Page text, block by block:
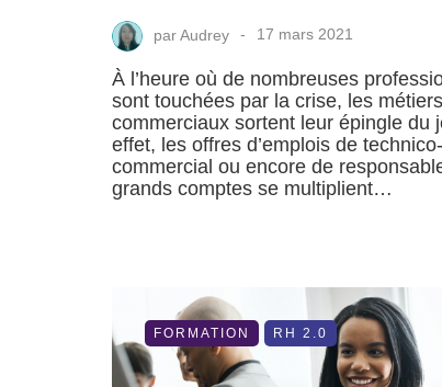
parAudrey 17 mars 2021
À l’heure où de nombreuses
sont touchées par la crise, les métiers
commerciaux sortent leur épingle du
effet, les offres d’emplois de technico-
commercial ou encore de
grands comptes se multiplient…
FORMATION RH 2.0